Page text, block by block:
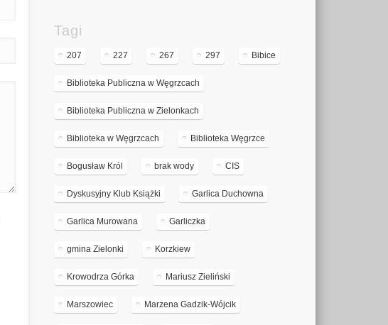
Tagi
207 227 267 297 Bibice
Biblioteka Publiczna w Węgrzcach
Biblioteka Publiczna w Zielonkach
Biblioteka w Węgrzcach Biblioteka Węgrzce
Bogusław Król brak wody CIS
Dyskusyjny Klub Książki Garlica Duchowna
Garlica Murowana Garliczka
gmina Zielonki Korzkiew
Krowodrza Górka Mariusz Zieliński
Marszowiec Marzena Gadzik-Wójcik